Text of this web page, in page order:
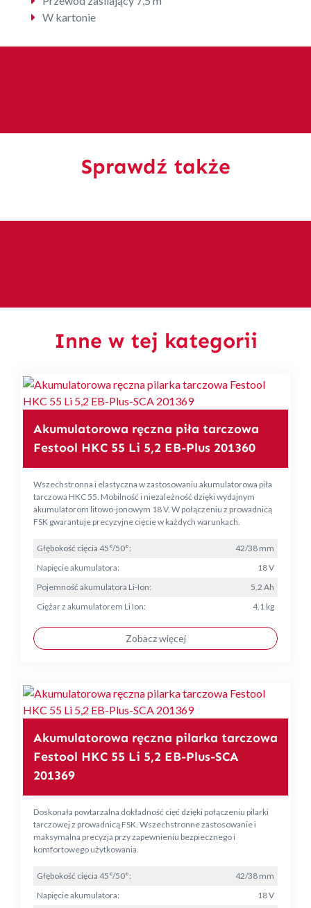
W kartonie
Sprawdź także
Inne w tej kategorii
Akumulatorowa ręczna piła tarczowa
Festool HKC 55 Li 5,2 EB-Plus 201360
Wszechstronna i elastyczna w zastosowaniu akumulatorowa piła
tarczowa HKC 55. Mobilność i niezależność dzięki wydajnym
akumulatorom litowo-jonowym 18 V. W połączeniu z prowadnicą
FSK gwarantuje precyzyjne cięcie w każdych warunkach.
Głębokość cięcia 45°/50°:
42/38 mm
Napięcie akumulatora:
18 V
Pojemność akumulatora Li-Ion:
5,2 Ah
Ciężar z akumulatorem Li Ion:
4,1 kg
Zobacz więcej
Akumulatorowa ręczna pilarka tarczowa
Festool HKC 55 Li 5,2 EB-Plus-SCA
201369
Doskonała powtarzalna dokładność cięć dzięki połączeniu pilarki
tarczowej z prowadnicą FSK. Wszechstronne zastosowanie i
maksymalna precyzja przy zapewnieniu bezpiecznego i
komfortowego użytkowania.
Głębokość cięcia 45°/50°:
42/38 mm
Napięcie akumulatora:
18 V